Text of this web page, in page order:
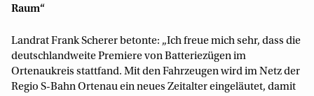
Raum“
Landrat Frank Scherer betonte: „Ich freue mich sehr, dass die
deutschlandweite Premiere von Batteriezügen im
Ortenaukreis stattfand. Mit den Fahrzeugen wird im Netz der
Regio S-Bahn Ortenau ein neues Zeitalter eingeläutet, damit